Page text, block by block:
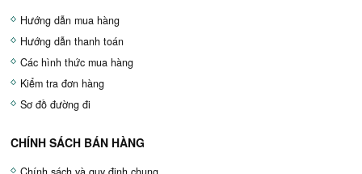
Hướng dẫn mua hàng
Hướng dẫn thanh toán
Các hình thức mua hàng
Kiểm tra đơn hàng
Sơ đồ đường đi
CHÍNH SÁCH BÁN HÀNG